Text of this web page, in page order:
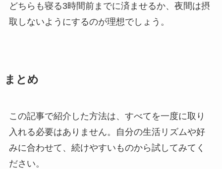
どちらも寝る3時間前までに済ませるか、夜間は摂
取しないようにするのが理想でしょう。
まとめ
この記事で紹介した方法は、すべてを一度に取り
入れる必要はありません。自分の生活リズムや好
みに合わせて、続けやすいものから試してみてく
ださい。